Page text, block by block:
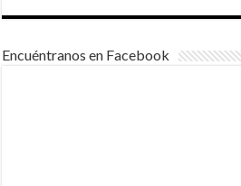
Encuéntranos en Facebook